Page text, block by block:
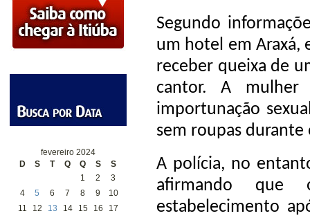
fevereiro 2024
D
S T Q Q S
S
1
2
3
4
5 6 7 8 9
10
11
12 13 14 15 16
17
Segundo
um hotel em Araxá,
receber queixa de
cantor. A
importunação
sem roupas
A polícia, no
afirmando
estabelecimento